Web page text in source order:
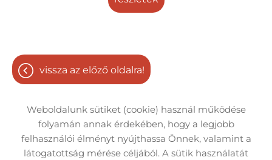
vissza az előző oldalra!
Oldal információk Adatkezelési tájékoztató
Weboldalunk sütiket (cookie) használ működése
folyamán annak érdekében, hogy a legjobb
felhasználói élményt nyújthassa Önnek, valamint a
látogatottság mérése céljából. A sütik használatát